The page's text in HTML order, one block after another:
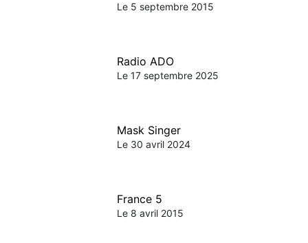
Le 5 septembre 2015
Radio ADO
Le 17 septembre 2025
Mask Singer
Le 30 avril 2024
France 5
Le 8 avril 2015